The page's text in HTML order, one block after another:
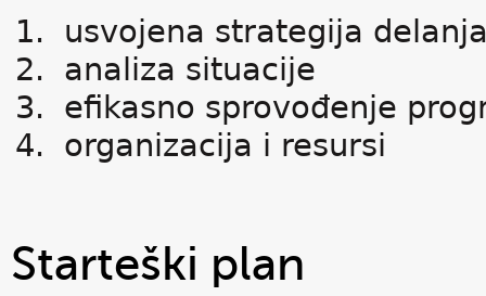
usvojena strategija
analiza situacije
efikasno sprovođenje
organizacija i resursi
Starteški plan